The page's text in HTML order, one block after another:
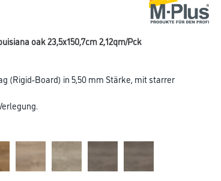
oak 23,5x150,7cm 2,12qm/Pck
(Rigid-Board) in 5,50 mm Stärke, mit starrer